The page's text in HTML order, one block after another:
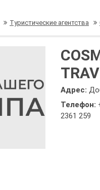
Туристические агентства
Адрес:
Телефон:
2361 259